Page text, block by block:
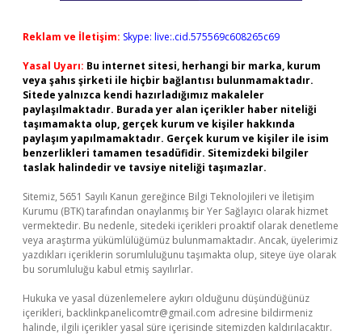
Reklam ve İletişim: Skype: live:.cid.575569c608265c69
Yasal Uyarı: Bu internet sitesi, herhangi bir marka, kurum
veya şahıs şirketi ile hiçbir bağlantısı bulunmamaktadır.
Sitede yalnızca kendi hazırladığımız makaleler
paylaşılmaktadır. Burada yer alan içerikler haber niteliği
taşımamakta olup, gerçek kurum ve kişiler hakkında
paylaşım yapılmamaktadır. Gerçek kurum ve kişiler ile isim
benzerlikleri tamamen tesadüfidir. Sitemizdeki bilgiler
taslak halindedir ve tavsiye niteliği taşımazlar.
Sitemiz, 5651 Sayılı Kanun gereğince Bilgi Teknolojileri ve İletişim
Kurumu (BTK) tarafından onaylanmış bir Yer Sağlayıcı olarak hizmet
vermektedir. Bu nedenle, sitedeki içerikleri proaktif olarak denetleme
veya araştırma yükümlülüğümüz bulunmamaktadır. Ancak, üyelerimiz
yazdıkları içeriklerin sorumluluğunu taşımakta olup, siteye üye olarak
bu sorumluluğu kabul etmiş sayılırlar.
Hukuka ve yasal düzenlemelere aykırı olduğunu düşündüğünüz
içerikleri, backlinkpanelicomtr@gmail.com adresine bildirmeniz
halinde, ilgili içerikler yasal süre içerisinde sitemizden kaldırılacaktır.